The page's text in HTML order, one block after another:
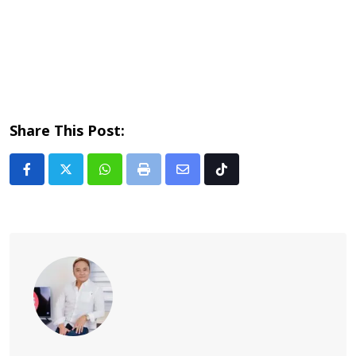
Share This Post:
Whatsapp
Print
Share Tiktok